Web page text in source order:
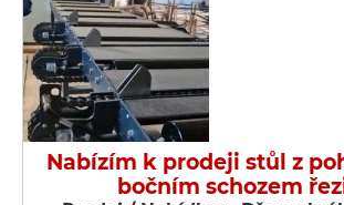
Nabízím k prodeji stůl z
bočním schozem